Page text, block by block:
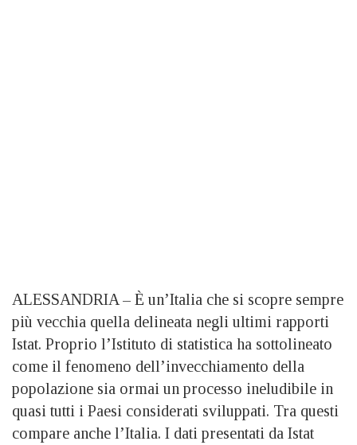
ALESSANDRIA – È un’Italia che si scopre sempre
più vecchia quella delineata negli ultimi rapporti
Istat. Proprio l’Istituto di statistica ha sottolineato
come il fenomeno dell’invecchiamento della
popolazione sia ormai un processo ineludibile in
quasi tutti i Paesi considerati sviluppati. Tra questi
compare anche l’Italia. I dati presentati da Istat